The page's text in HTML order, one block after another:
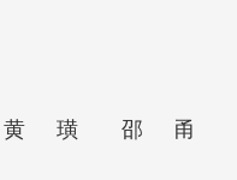
黄璜 邵甬